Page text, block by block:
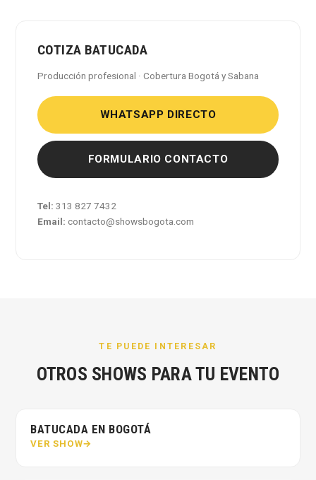
COTIZA BATUCADA
Producción profesional · Cobertura Bogotá y Sabana
WHATSAPP DIRECTO
FORMULARIO CONTACTO
Tel: 313 827 7432
Email: contacto@showsbogota.com
TE PUEDE INTERESAR
OTROS SHOWS PARA TU EVENTO
BATUCADA EN BOGOTÁ
VER SHOW